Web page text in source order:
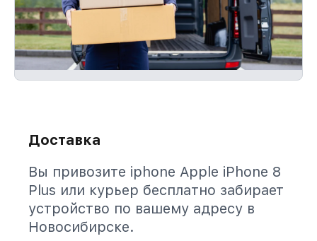
Доставка
Вы привозите iphone Apple iPhone 8
Plus или курьер бесплатно забирает
устройство по вашему адресу в
Новосибирске.